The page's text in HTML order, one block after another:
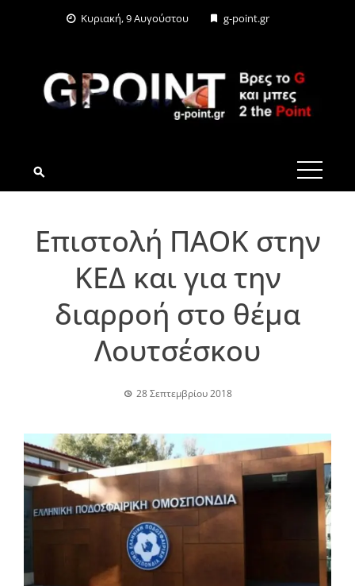
Κυριακή, 9 Αυγούστου g-point.gr
G-POINT.GR
Επιστολή ΠΑΟΚ στην
ΚΕΔ και για την
διαρροή στο θέμα
Λουτσέσκου
28 Σεπτεμβρίου 2018